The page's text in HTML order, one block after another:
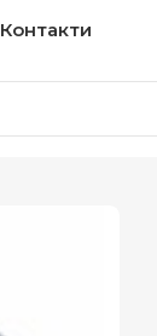
Контакти